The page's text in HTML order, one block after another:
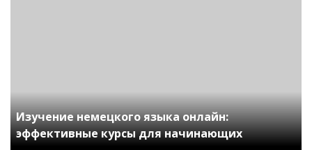
Изучение немецкого языка онлайн:
эффективные курсы для начинающих